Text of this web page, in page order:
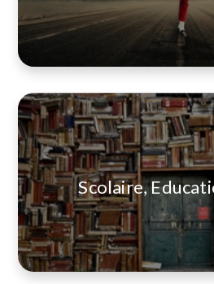
Scolaire,